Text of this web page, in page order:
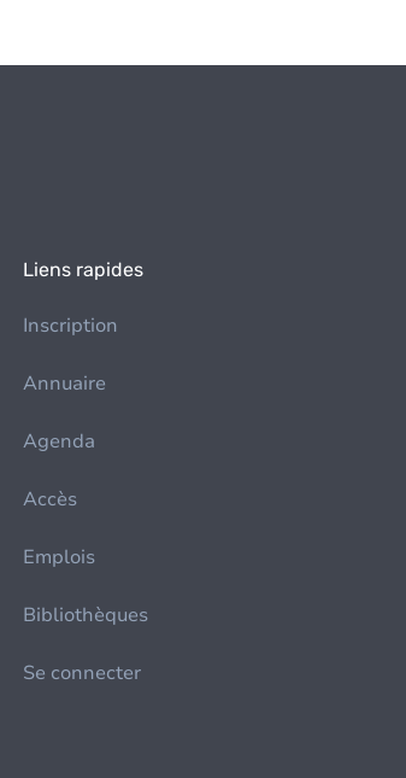
Liens rapides
Inscription
Annuaire
Agenda
Accès
Emplois
Bibliothèques
Se connecter